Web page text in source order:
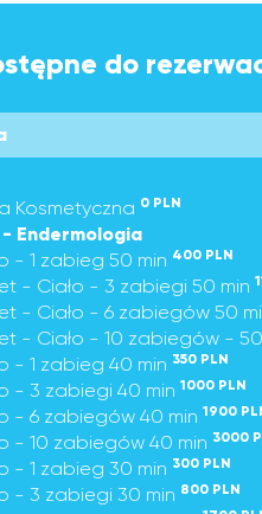
do
Kosmetyczna 0 PLN
Endermologia
- 1 zabieg 50 min 400 PLN
- Ciało - 3 zabiegi 50 min
- Ciało - 6 zabiegów 50
- Ciało - 10 zabiegów -
- 1 zabieg 40 min 350 PLN
- 3 zabiegi 40 min 1000 PLN
- 6 zabiegów 40 min 1900
- 10 zabiegów 40 min 3000
- 1 zabieg 30 min 300 PLN
- 3 zabiegi 30 min 800 PLN